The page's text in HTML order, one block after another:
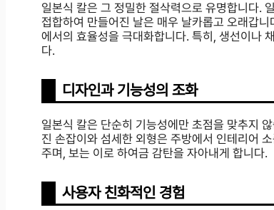
일본식 칼은 그 정밀한 절삭력으로 유명합니다.
접합하여 만들어진 날은 매우 날카롭고 오래갑
에서의 효율성을 극대화합니다. 특히, 생선이나
다.
디자인과 기능성의 조화
일본식 칼은 단순히 기능성에만 초점을 맞추지
진 손잡이와 섬세한 외형은 주방에서 인테리어
주며, 보는 이로 하여금 감탄을 자아내게 합니다.
사용자 친화적인 경험